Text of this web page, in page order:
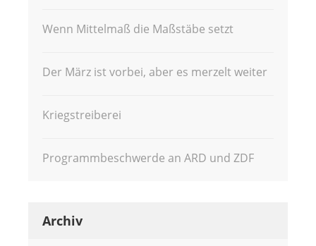
Wenn Mittelmaß die Maßstäbe setzt
Der März ist vorbei, aber es merzelt weiter
Kriegstreiberei
Programmbeschwerde an ARD und ZDF
Archiv